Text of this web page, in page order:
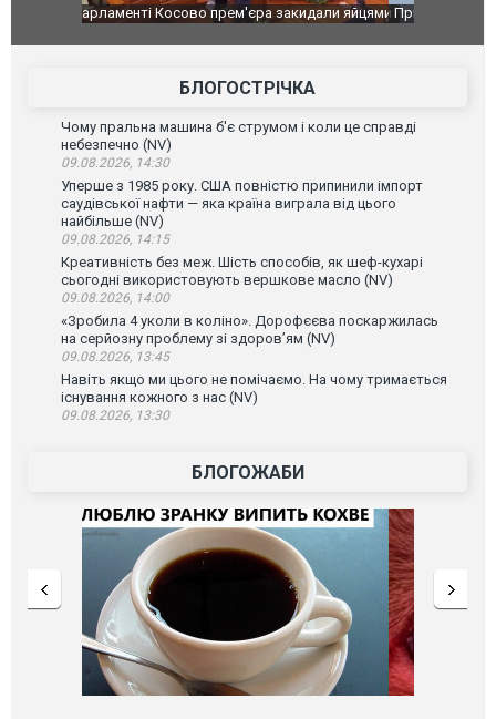
яйцямиПриїхав за паспортом та квартирою": у полон
зіркового футболіста Мохамеда Салаха
Одесу
ураганним
БЛОГОСТРІЧКА
Чому пральна машина б'є струмом і коли це справді
небезпечно (NV)
09.08.2026, 14:30
Уперше з 1985 року. США повністю припинили імпорт
саудівської нафти — яка країна виграла від цього
найбільше (NV)
09.08.2026, 14:15
Креативність без меж. Шість способів, як шеф-кухарі
сьогодні використовують вершкове масло (NV)
09.08.2026, 14:00
«Зробила 4 уколи в коліно». Дорофєєва поскаржилась
на серйозну проблему зі здоров’ям (NV)
09.08.2026, 13:45
Навіть якщо ми цього не помічаємо. На чому тримається
існування кожного з нас (NV)
09.08.2026, 13:30
БЛОГОЖАБИ